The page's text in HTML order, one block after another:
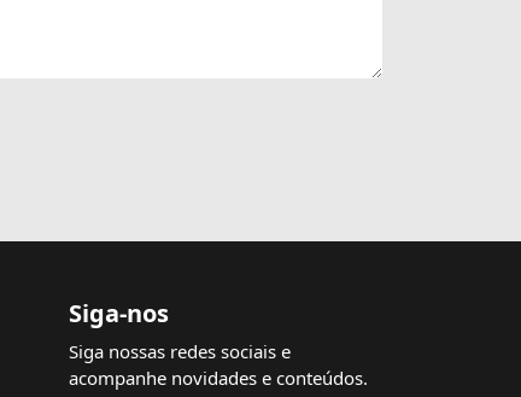
Siga-nos
Siga nossas redes sociais e
acompanhe novidades e conteúdos.